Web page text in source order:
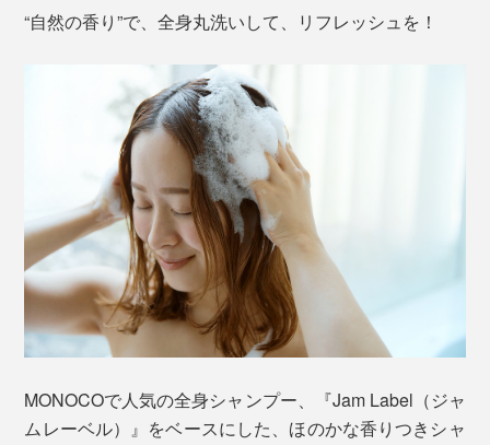
“自然の香り”で、全身丸洗いして、リフレッシュを！
MONOCOで人気の全身シャンプー、『Jam Label（ジャ
ムレーベル）』をベースにした、ほのかな香りつきシャ